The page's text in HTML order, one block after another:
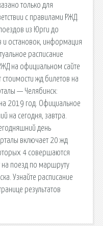
только для
с правилами РЖД.
из Юрги до
и остановок, информация
расписание
на официальном сайте
жд билетов на
— Челябинск:
2019 год. Официальное
на сегодня, завтра.
день
включает 20 жд
4 совершаются
поезд по маршруту
Узнайте расписание
результатов